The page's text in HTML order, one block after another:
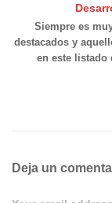
Siempre es
destacados y
en este listado
Deja un